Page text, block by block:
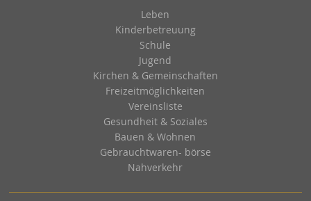
Leben
Kinderbetreuung
Schule
Jugend
Kirchen & Gemeinschaften
Freizeitmöglichkeiten
Vereinsliste
Gesundheit & Soziales
Bauen & Wohnen
Gebrauchtwaren- börse
Nahverkehr